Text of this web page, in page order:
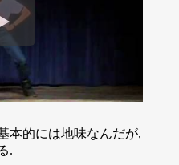
本的には地味なんだが,
.